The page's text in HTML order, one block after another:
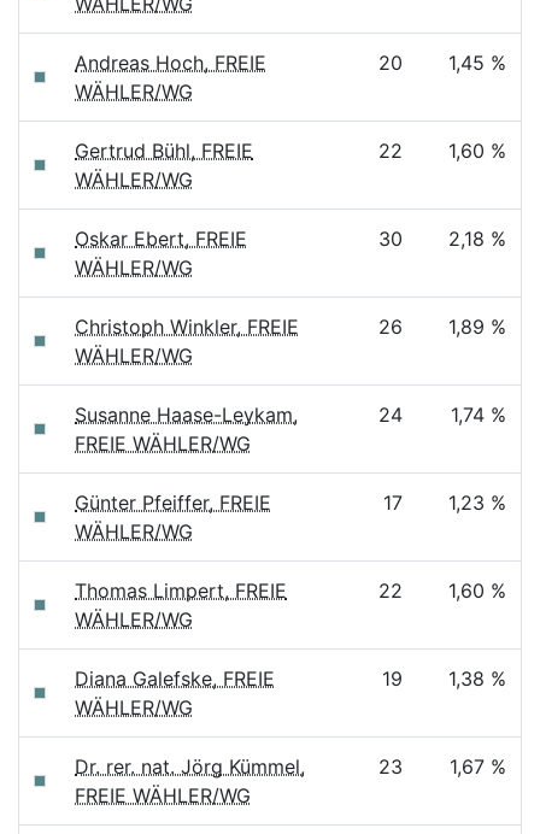
Andreas Hoch, FREIE
WÄHLER/WG
20 1,45 %
Gertrud Bühl, FREIE
WÄHLER/WG
22 1,60 %
Oskar Ebert, FREIE
WÄHLER/WG
30 2,18 %
Christoph Winkler, FREIE
WÄHLER/WG
26 1,89 %
Susanne Haase-Leykam,
FREIE WÄHLER/WG
24 1,74 %
Günter Pfeiffer, FREIE
WÄHLER/WG
17 1,23 %
Thomas Limpert, FREIE
WÄHLER/WG
22 1,60 %
Diana Galefske, FREIE
WÄHLER/WG
19 1,38 %
Dr. rer. nat. Jörg Kümmel,
FREIE WÄHLER/WG
23 1,67 %